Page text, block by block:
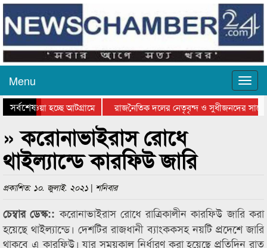
Menu
সর্বশেষ
যাওয়া হচ্ছে আটগ্রামে
রাজনৈতিক দলের নেতৃবৃন্দ ও সুধীজনদের সাথে
পুরস্কার বিতরণ সম্পন্ন
» করোনাভাইরাস রোধে
থাইল্যান্ডে কারফিউ জারি
প্রকাশিত: ১০. জুলাই. ২০২১ | শনিবার
চেম্বার ডেস্ক::করোনাভাইরাস রোধে রাত্রিকালীন কারফিউ জারি করা
হয়েছে থাইল্যান্ডে। দেশটির রাজধানী ব্যাংককসহ নয়টি প্রদেশে জারি
থাকবে এ কারফিউ। যার সময়কাল নির্ধারণ করা হয়েছে প্রতিদিন রাত